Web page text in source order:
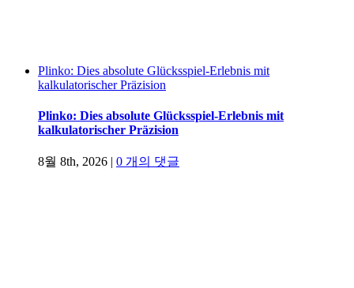
Plinko: Dies absolute Glücksspiel-Erlebnis mit
kalkulatorischer Präzision
Plinko: Dies absolute Glücksspiel-Erlebnis mit
kalkulatorischer Präzision
8월 8th, 2026 | 0 개의 댓글